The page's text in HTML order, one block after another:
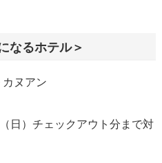
なるホテル＞
ヌアン
日）チェックアウト分まで対